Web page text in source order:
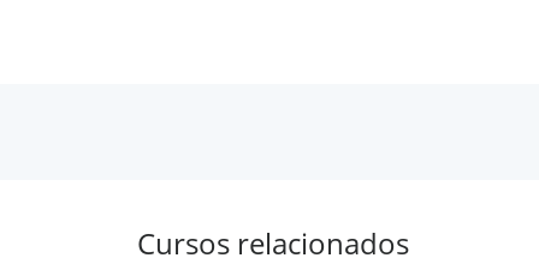
Cursos relacionados